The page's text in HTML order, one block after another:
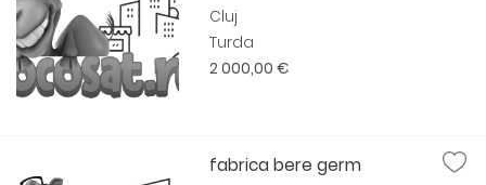
Cluj
Turda
2 000,00 €
fabrica bere germ